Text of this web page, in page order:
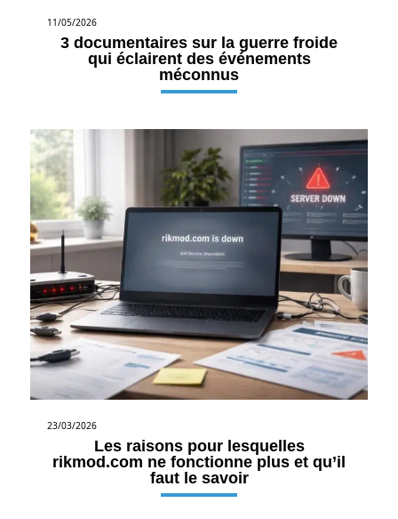
11/05/2026
3 documentaires sur la guerre froide
qui éclairent des événements
méconnus
23/03/2026
Les raisons pour lesquelles
rikmod.com ne fonctionne plus et qu’il
faut le savoir